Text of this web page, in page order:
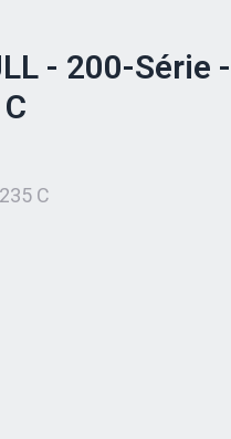
- 200-Série -
235 C